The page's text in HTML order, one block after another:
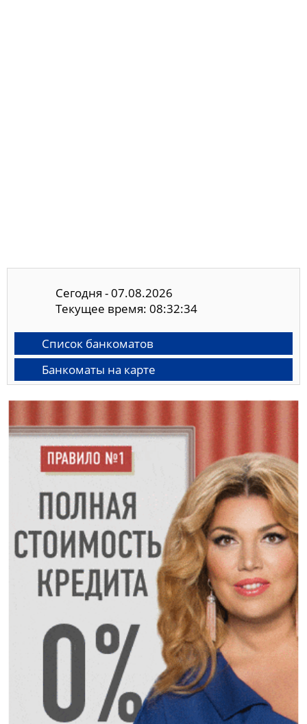
Сегодня - 07.08.2026
Текущее время: 08:32:35
Список банкоматов
Банкоматы на карте